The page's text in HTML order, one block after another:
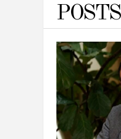
POSTS